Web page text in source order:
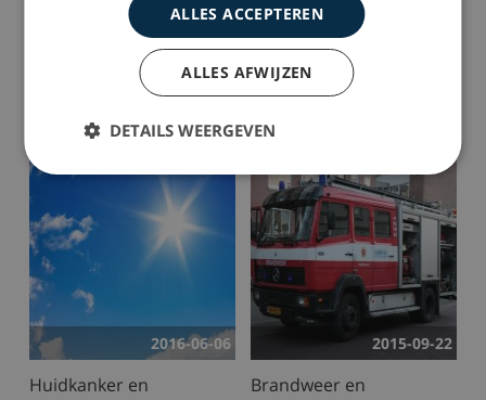
Schadevergoeding
slachtoffers OPS
Expertisecentrum
beroepsziekte
tegengehouden
2016-06-06
Huidkanker en
2015-09-22
Brandweer en
ALLES ACCEPTEREN
ALLES AFWIJZEN
DETAILS WEERGEVEN